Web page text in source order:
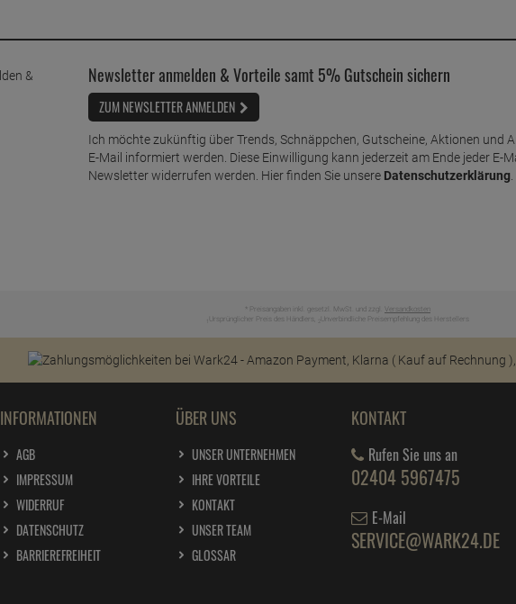
Newsletter anmelden & Vorteile samt 5% Gutschein sichern
ZUM NEWSLETTER ANMELDEN
Ich möchte zukünftig über Trends, Schnäppchen, Gutscheine, Aktionen und
E-Mail informiert werden. Diese Einwilligung kann jederzeit am Ende jeder E-
Newsletter widerrufen werden. Hier finden Sie unsere Datenschutzerklärung.
* Preisangaben inkl. gesetzl. MwSt. und zzgl. Versandkosten
Ursprünglicher Preis des Händlers, Unverbindliche Preisempfehlung des Herstellers
INFORMATIONEN
AGB
IMPRESSUM
WIDERRUF
DATENSCHUTZ
BARRIEREFREIHEIT
ÜBER UNS
UNSER UNTERNEHMEN
IHRE VORTEILE
KONTAKT
UNSER TEAM
GLOSSAR
KONTAKT
Rufen Sie uns an
02404 5967475
E-Mail
SERVICE@WARK24.DE